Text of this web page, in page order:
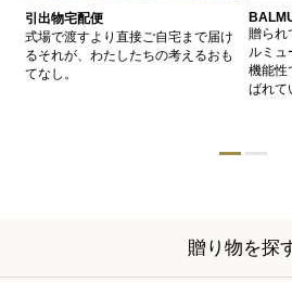
引出物宅配便
式場で渡すより直接ご自宅まで届け
るそれが、わたしたちの考えるおも
てなし。
贈られ
ルミュ
機能性
ばれて
贈り物を探